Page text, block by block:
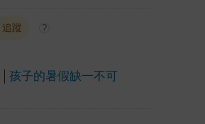
追蹤 ?
孩子的暑假缺一不可